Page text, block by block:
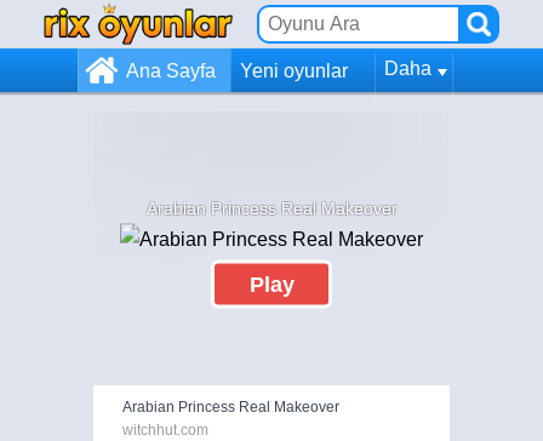
Ana Sayfa Yeni oyunlar Daha
Arabian Princess Real Makeover
Play
Arabian Princess Real Makeover
witchhut.com